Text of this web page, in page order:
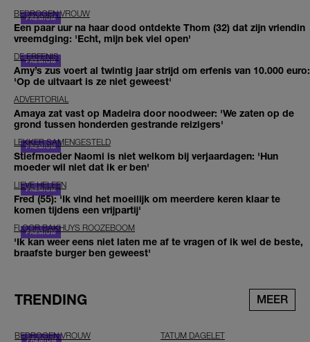
BEDROGEN VROUW
Een paar uur na haar dood ontdekte Thom (32) dat zijn vriendin
vreemdging: 'Echt, mijn bek viel open'
DE ERFENIS
Amy’s zus voert al twintig jaar strijd om erfenis van 10.000 euro:
'Op de uitvaart is ze niet geweest'
ADVERTORIAL
Amaya zat vast op Madeira door noodweer: 'We zaten op de
grond tussen honderden gestrande reizigers'
LEKKER SAMENGESTELD
Stiefmoeder Naomi is niet welkom bij verjaardagen: 'Hun
moeder wil niet dat ik er ben'
LIEVE HELEEN
Fred (55): 'Ik vind het moeilijk om meerdere keren klaar te
komen tijdens een vrijpartij'
FLOOR BAKHUYS ROOZEBOOM
'Ik kan weer eens niet laten me af te vragen of ik wel de beste,
braafste burger ben geweest'
TRENDING MEER
BEDROGEN VROUW TATUM DAGELET